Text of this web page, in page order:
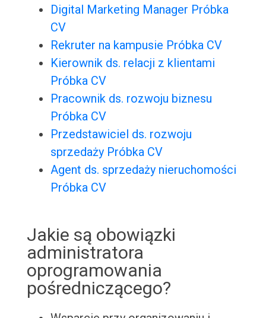
Digital Marketing Manager Próbka
CV
Rekruter na kampusie Próbka CV
Kierownik ds. relacji z klientami
Próbka CV
Pracownik ds. rozwoju biznesu
Próbka CV
Przedstawiciel ds. rozwoju
sprzedaży Próbka CV
Agent ds. sprzedaży nieruchomości
Próbka CV
Jakie są obowiązki
administratora
oprogramowania
pośredniczącego?